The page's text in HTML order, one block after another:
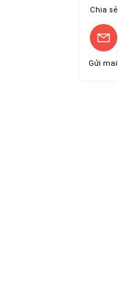
Chia sẻ
Gửi mail